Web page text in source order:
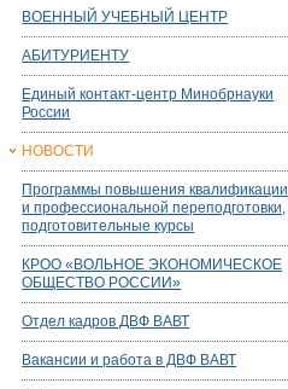
ВОЕННЫЙ УЧЕБНЫЙ ЦЕНТР
АБИТУРИЕНТУ
Единый контакт-центр Минобрнауки
России
НОВОСТИ
Программы повышения квалификации
и профессиональной переподготовки,
подготовительные курсы
КРОО «ВОЛЬНОЕ ЭКОНОМИЧЕСКОЕ
ОБЩЕСТВО РОССИИ»
Отдел кадров ДВФ ВАВТ
Вакансии и работа в ДВФ ВАВТ